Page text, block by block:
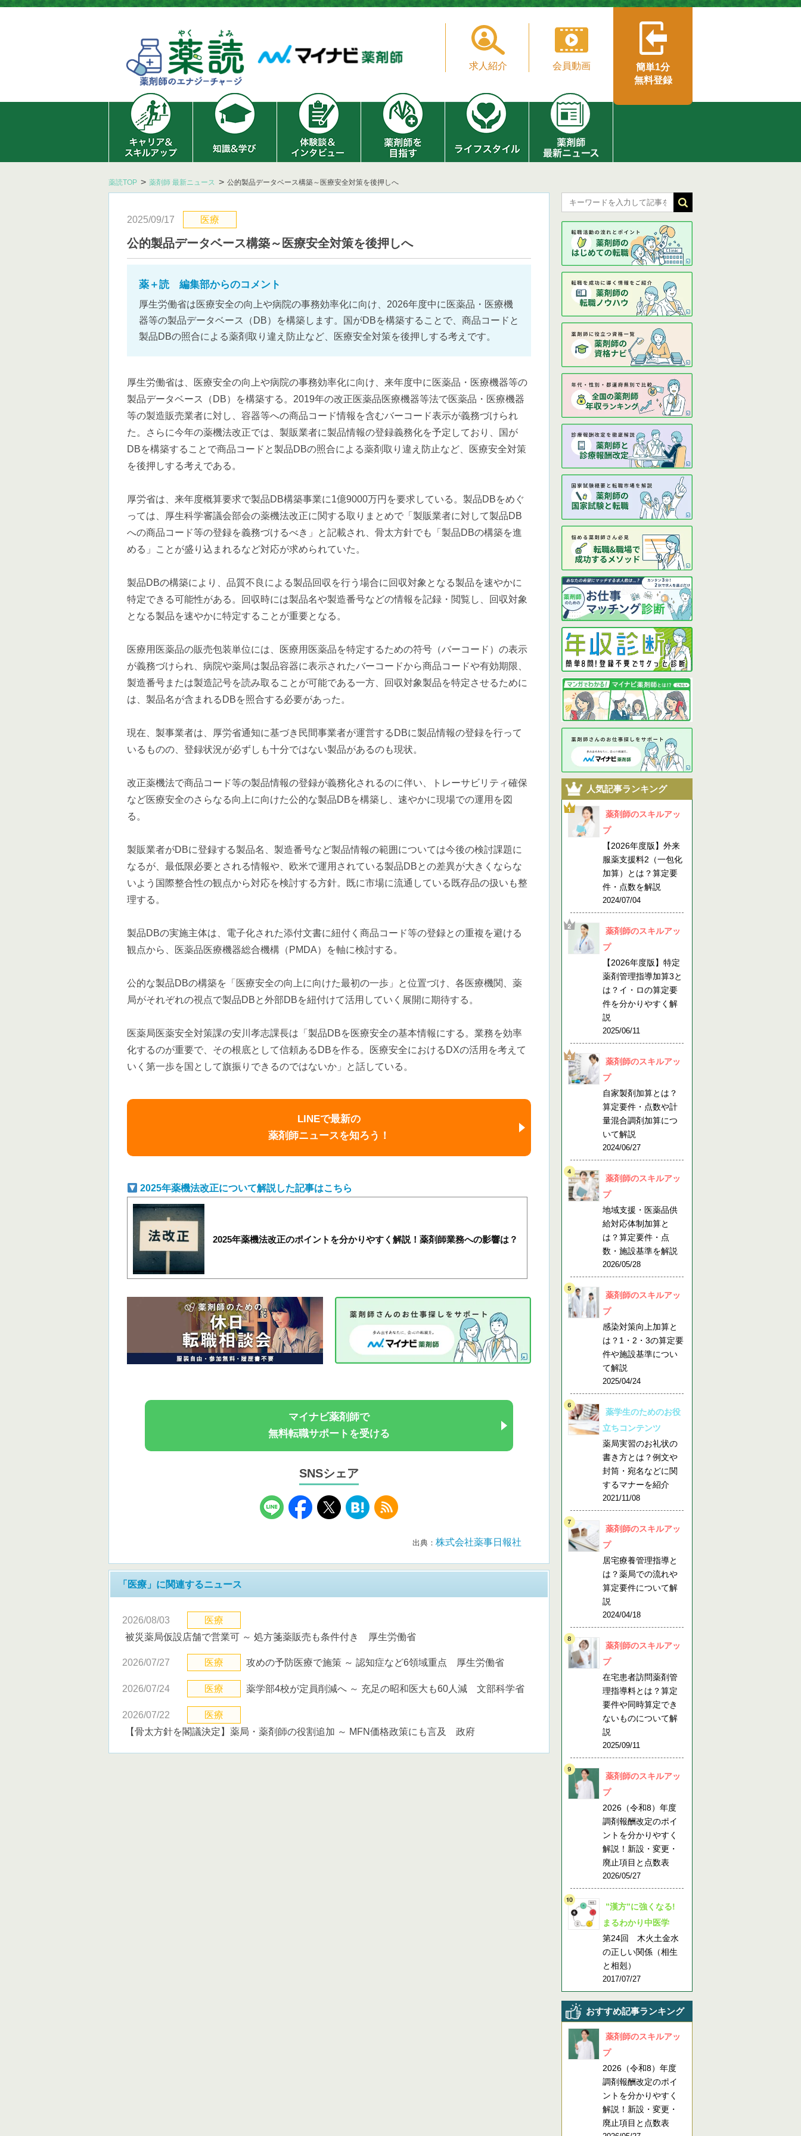
求人紹介 会員動画
簡単1分
無料登録
薬読TOP 薬剤師 最新ニュース 公的製品データベース構築～医療安全対策を後押しへ
2025/09/17 医療
公的製品データベース構築～医療安全対策を後押しへ
薬＋読 編集部からのコメント
厚生労働省は医療安全の向上や病院の事務効率化に向け、2026年度中に医薬品・医療機
器等の製品データベース（DB）を構築します。国がDBを構築することで、商品コードと
製品DBの照合による薬剤取り違え防止など、医療安全対策を後押しする考えです。
厚生労働省は、医療安全の向上や病院の事務効率化に向け、来年度中に医薬品・医療機器等の
製品データベース（DB）を構築する。2019年の改正医薬品医療機器等法で医薬品・医療機器
等の製造販売業者に対し、容器等への商品コード情報を含むバーコード表示が義務づけられ
た。さらに今年の薬機法改正では、製販業者に製品情報の登録義務化を予定しており、国が
DBを構築することで商品コードと製品DBの照合による薬剤取り違え防止など、医療安全対策
を後押しする考えである。
厚労省は、来年度概算要求で製品DB構築事業に1億9000万円を要求している。製品DBをめぐ
っては、厚生科学審議会部会の薬機法改正に関する取りまとめで「製販業者に対して製品DB
への商品コード等の登録を義務づけるべき」と記載され、骨太方針でも「製品DBの構築を進
める」ことが盛り込まれるなど対応が求められていた。
製品DBの構築により、品質不良による製品回収を行う場合に回収対象となる製品を速やかに
特定できる可能性がある。回収時には製品名や製造番号などの情報を記録・閲覧し、回収対象
となる製品を速やかに特定することが重要となる。
医療用医薬品の販売包装単位には、医療用医薬品を特定するための符号（バーコード）の表示
が義務づけられ、病院や薬局は製品容器に表示されたバーコードから商品コードや有効期限、
製造番号または製造記号を読み取ることが可能である一方、回収対象製品を特定させるために
は、製品名が含まれるDBを照合する必要があった。
現在、製事業者は、厚労省通知に基づき民間事業者が運営するDBに製品情報の登録を行って
いるものの、登録状況が必ずしも十分ではない製品があるのも現状。
改正薬機法で商品コード等の製品情報の登録が義務化されるのに伴い、トレーサビリティ確保
など医療安全のさらなる向上に向けた公的な製品DBを構築し、速やかに現場での運用を図
る。
製販業者がDBに登録する製品名、製造番号など製品情報の範囲については今後の検討課題に
なるが、最低限必要とされる情報や、欧米で運用されている製品DBとの差異が大きくならな
いよう国際整合性の観点から対応を検討する方針。既に市場に流通している既存品の扱いも整
理する。
製品DBの実施主体は、電子化された添付文書に紐付く商品コード等の登録との重複を避ける
観点から、医薬品医療機器総合機構（PMDA）を軸に検討する。
公的な製品DBの構築を「医療安全の向上に向けた最初の一歩」と位置づけ、各医療機関、薬
局がそれぞれの視点で製品DBと外部DBを紐付けて活用していく展開に期待する。
医薬局医薬安全対策課の安川孝志課長は「製品DBを医療安全の基本情報にする。業務を効率
化するのが重要で、その根底として信頼あるDBを作る。医療安全におけるDXの活用を考えて
いく第一歩を国として旗振りできるのではないか」と話している。
LINEで最新の
薬剤師ニュースを知ろう！
2025年薬機法改正について解説した記事はこちら
2025年薬機法改正のポイントを分かりやすく解説！薬剤師業務への影響は？
マイナビ薬剤師で
無料転職サポートを受ける
SNSシェア
出典： 株式会社薬事日報社
「医療」に関連するニュース
2026/08/03
医療
被災薬局仮設店舗で営業可 ～ 処方箋薬販売も条件付き 厚生労働省
2026/07/27 医療 攻めの予防医療で施策 ～ 認知症など6領域重点 厚生労働省
2026/07/24 医療 薬学部4校が定員削減へ ～ 充足の昭和医大も60人減 文部科学省
2026/07/22
医療
【骨太方針を閣議決定】薬局・薬剤師の役割追加 ～ MFN価格政策にも言及 政府
人気記事ランキング
薬剤師のスキルアッ
プ
【2026年度版】外来
服薬支援料2（一包化
加算）とは？算定要
件・点数を解説
2024/07/04
薬剤師のスキルアッ
プ
【2026年度版】特定
薬剤管理指導加算3と
は？イ・ロの算定要
件を分かりやすく解
説
2025/06/11
薬剤師のスキルアッ
プ
自家製剤加算とは？
算定要件・点数や計
量混合調剤加算につ
いて解説
2024/06/27
薬剤師のスキルアッ
プ
地域支援・医薬品供
給対応体制加算と
は？算定要件・点
数・施設基準を解説
2026/05/28
薬剤師のスキルアッ
プ
感染対策向上加算と
は？1・2・3の算定要
件や施設基準につい
て解説
2025/04/24
薬学生のためのお役
立ちコンテンツ
薬局実習のお礼状の
書き方とは？例文や
封筒・宛名などに関
するマナーを紹介
2021/11/08
薬剤師のスキルアッ
プ
居宅療養管理指導と
は？薬局での流れや
算定要件について解
説
2024/04/18
薬剤師のスキルアッ
プ
在宅患者訪問薬剤管
理指導料とは？算定
要件や同時算定でき
ないものについて解
説
2025/09/11
薬剤師のスキルアッ
プ
2026（令和8）年度
調剤報酬改定のポイ
ントを分かりやすく
解説！新設・変更・
廃止項目と点数表
2026/05/27
”漢方”に強くなる!
まるわかり中医学
第24回 木火土金水
の正しい関係（相生
と相剋）
2017/07/27
おすすめ記事ランキング
薬剤師のスキルアッ
プ
2026（令和8）年度
調剤報酬改定のポイ
ントを分かりやすく
解説！新設・変更・
廃止項目と点数表